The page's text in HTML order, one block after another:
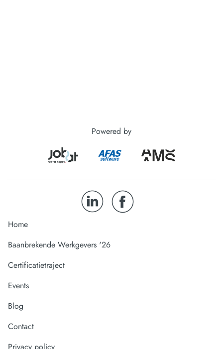
Powered by
Home
Baanbrekende Werkgevers '26
Certificatietraject
Events
Blog
Contact